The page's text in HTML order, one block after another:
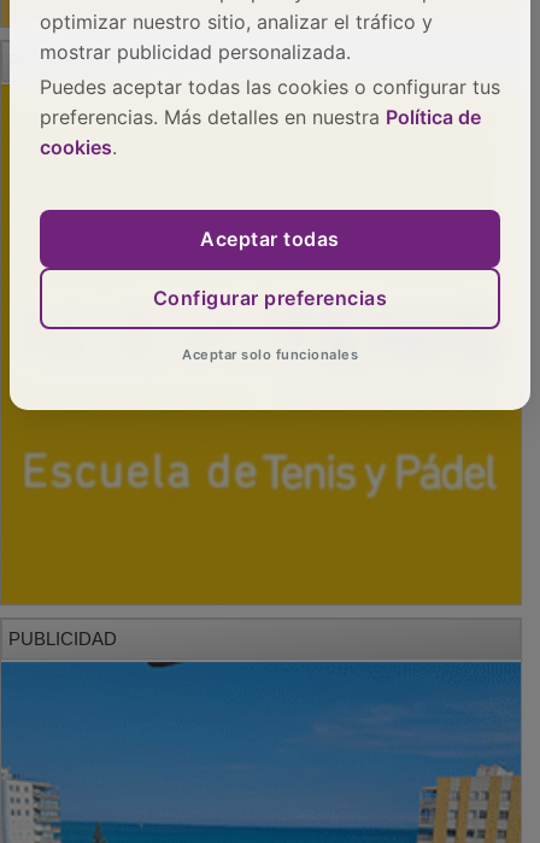
PUBLICIDAD
PUBLICIDAD
optimizar nuestro sitio, analizar el tráfico y
mostrar publicidad personalizada.
Puedes aceptar todas las cookies o configurar tus
preferencias. Más detalles en nuestra Política de
cookies.
Aceptar todas
Configurar preferencias
Aceptar solo funcionales